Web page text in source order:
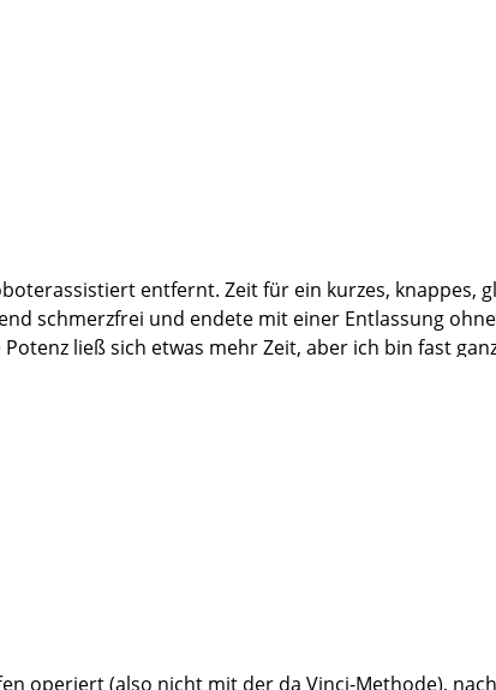
entfernt. Zeit für ein kurzes, knappes,
schmerzfrei und endete mit einer Entlassung
ließ sich etwas mehr Zeit, aber ich bin fast
Krebsfreiheit hoffen.
dieses geballte Fachwissen ist so einzigartig,
operiert (also nicht mit der da Vinci-Methode),